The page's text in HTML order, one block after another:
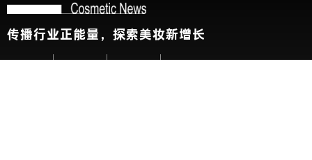
传播行业正能量，探索美妆新增长